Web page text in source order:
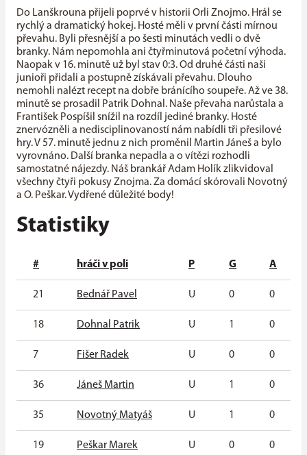
Do Lanškrouna přijeli poprvé v historii Orli Znojmo. Hrál se
rychlý a dramatický hokej. Hosté měli v první části mírnou
převahu. Byli přesnější a po šesti minutách vedli o dvě
branky. Nám nepomohla ani čtyřminutová početní výhoda.
Naopak v 16. minutě už byl stav 0:3. Od druhé části naši
junioři přidali a postupně získávali převahu. Dlouho
nemohli nalézt recept na dobře bránícího soupeře. Až ve 38.
minutě se prosadil Patrik Dohnal. Naše převaha narůstala a
František Pospíšil snížil na rozdíl jediné branky. Hosté
znervózněli a nedisciplinovaností nám nabídli tři přesilové
hry. V 57. minutě jednu z nich proměnil Martin Jáneš a bylo
vyrovnáno. Další branka nepadla a o vítězi rozhodli
samostatné nájezdy. Náš brankář Adam Holík zlikvidoval
všechny čtyři pokusy Znojma. Za domácí skórovali Novotný
a O. Peškar. Vydřené důležité body!
Statistiky
# hráči v poli P G A
21 Bednář Pavel U 0 0
18 Dohnal Patrik U 1 0
7 Fišer Radek U 0 0
36 Jáneš Martin U 1 0
35 Novotný Matyáš U 1 0
19 Peškar Marek U 0 0